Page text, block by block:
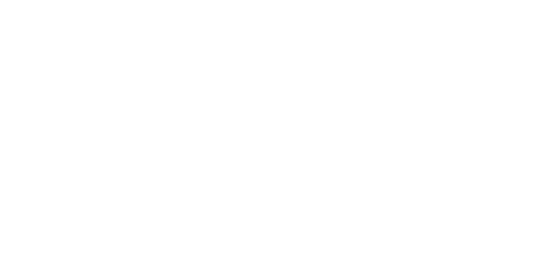
zuerst das bash-completion-Paket installiert
hinzu.